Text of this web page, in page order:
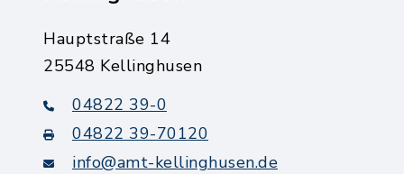
Hauptstraße 14
25548 Kellinghusen
04822 39-0
04822 39-70120
info@amt-kellinghusen.de